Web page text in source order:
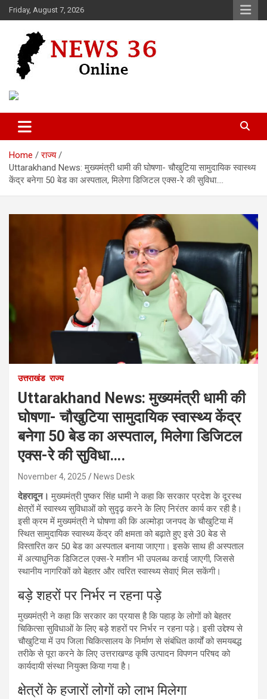
Skip
to
Friday, August 7, 2026
News 36
Home
राज्य
Uttarakhand News: मुख्यमंत्री धामी की घोषणा- चौखुटिया सामुदायिक स्वास्थ्य
केंद्र बनेगा 50 बेड का अस्पताल, मिलेगा डिजिटल एक्स-रे की सुविधा….
उत्तराखंड राज्य
Uttarakhand News: मुख्यमंत्री धामी की
घोषणा- चौखुटिया सामुदायिक स्वास्थ्य केंद्र
बनेगा 50 बेड का अस्पताल, मिलेगा डिजिटल
एक्स-रे की सुविधा….
November 4, 2025 News Desk
देहरादून। मुख्यमंत्री पुष्कर सिंह धामी ने कहा कि सरकार प्रदेश के दूरस्थ
क्षेत्रों में स्वास्थ्य सुविधाओं को सुदृढ़ करने के लिए निरंतर कार्य कर रही है।
इसी क्रम में मुख्यमंत्री ने घोषणा की कि अल्मोड़ा जनपद के चौखुटिया में
स्थित सामुदायिक स्वास्थ्य केंद्र की क्षमता को बढ़ाते हुए इसे 30 बेड से
विस्तारित कर 50 बेड का अस्पताल बनाया जाएगा। इसके साथ ही अस्पताल
में अत्याधुनिक डिजिटल एक्स-रे मशीन भी उपलब्ध कराई जाएगी, जिससे
स्थानीय नागरिकों को बेहतर और त्वरित स्वास्थ्य सेवाएं मिल सकेंगी।
बड़े शहरों पर निर्भर न रहना पड़े
मुख्यमंत्री ने कहा कि सरकार का प्रयास है कि पहाड़ के लोगों को बेहतर
चिकित्सा सुविधाओं के लिए बड़े शहरों पर निर्भर न रहना पड़े। इसी उद्देश्य से
चौखुटिया में उप जिला चिकित्सालय के निर्माण से संबंधित कार्यों को समयबद्ध
तरीके से पूरा करने के लिए उत्तराखण्ड कृषि उत्पादन विपणन परिषद को
कार्यदायी संस्था नियुक्त किया गया है।
क्षेत्रों के हजारों लोगों को लाभ मिलेगा